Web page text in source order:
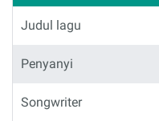
Judul lagu
Penyanyi
Songwriter